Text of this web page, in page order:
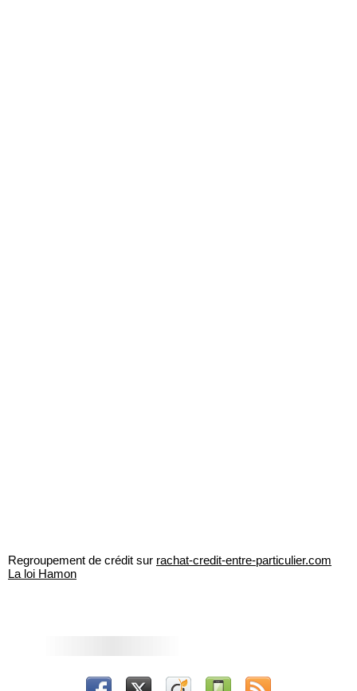
Regroupement de crédit sur rachat-credit-entre-particulier.com
La loi Hamon